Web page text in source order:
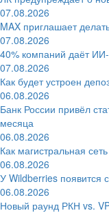
07.08.2026
MAX приглашает
07.08.2026
40% компаний даёт
07.08.2026
Как будет устроен
06.08.2026
Банк России привёл
месяца
06.08.2026
Как магистральная
06.08.2026
У Wildberries появится
06.08.2026
Новый раунд РКН vs.